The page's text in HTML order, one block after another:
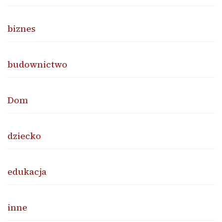
biznes
budownictwo
Dom
dziecko
edukacja
inne